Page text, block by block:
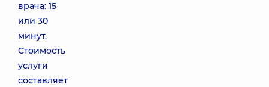
врача: 15
или 30
минут.
Стоимость
услуги
составляет